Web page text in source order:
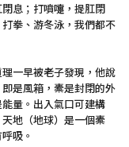
息；打噴嚏，提肛閉
拳、游冬泳，我們都不
一早被老子發現，他說
是風箱，橐是封閉的外
量。出入氣口可建構
地（地球）是一個橐
吸。